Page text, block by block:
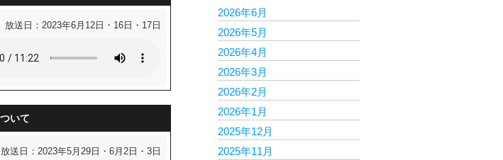
放送日：2023年6月12日・16日・17日
いて
放送日：2023年5月29日・6月2日・3日
2026年6月
2026年5月
2026年4月
2026年3月
2026年2月
2026年1月
2025年12月
2025年11月